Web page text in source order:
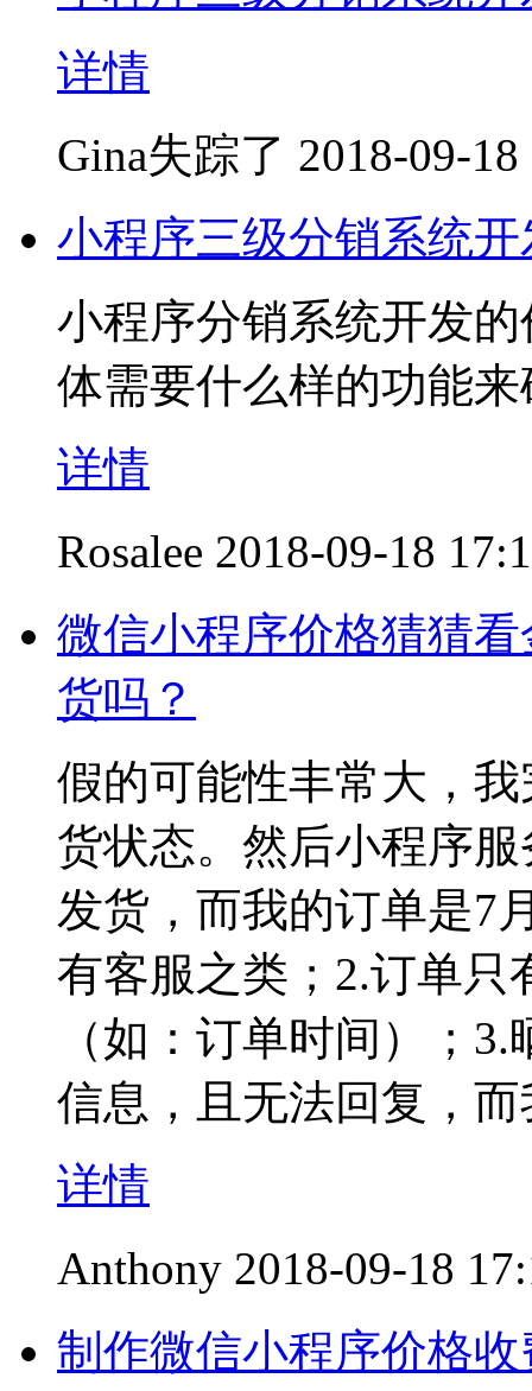
详情
Gina失踪了 2018-09-18
小程序三级分销系统
小程序分销系统开发
体需要什么样的功能
详情
Rosalee 2018-09-18
微信小程序价格猜猜
货吗？
假的可能性丰常大，
货状态。然后小程序
发货，而我的订单是7
有客服之类；2.订单只
（如：订单时间）；
信息，且无法回复，
详情
Anthony 2018-09-18
制作微信小程序价格